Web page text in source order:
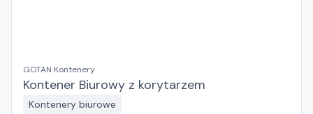
GOTAN Kontenery
Kontener Biurowy z korytarzem
Kontenery biurowe